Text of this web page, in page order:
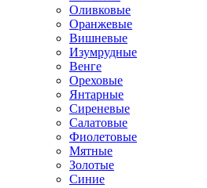
Оливковые
Оранжевые
Вишневые
Изумрудные
Венге
Ореховые
Янтарные
Сиреневые
Салатовые
Фиолетовые
Мятные
Золотые
Синие